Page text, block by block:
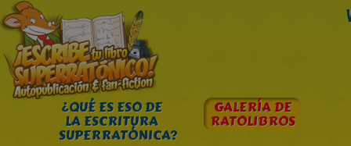
¿QUÉ ES ESO DE
LA ESCRITURA
SUPERRATÓNICA?
GALERÍA DE
RATOLIBROS